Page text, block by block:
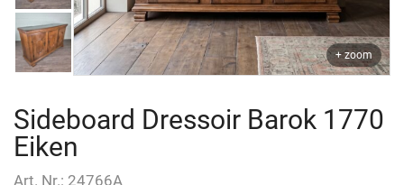
+ zoom
Sideboard Dressoir Barok 1770
Eiken
Art. Nr.: 24766A